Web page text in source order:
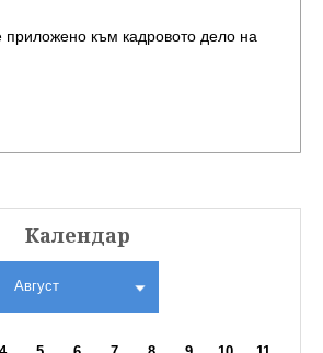
към кадровото дело на
Календар
Август